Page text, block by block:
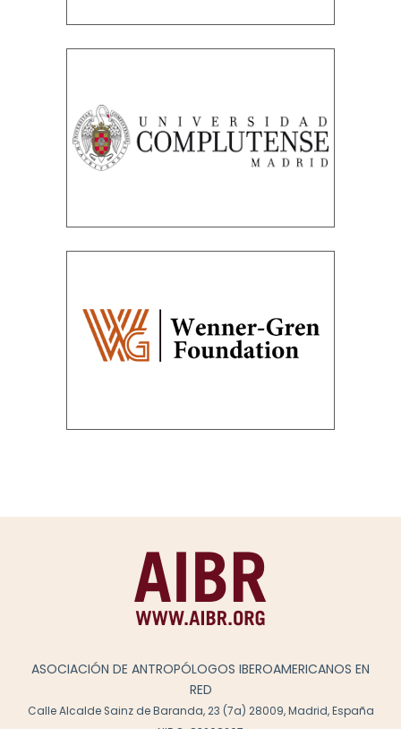
ASOCIACIÓN DE ANTROPÓLOGOS IBEROAMERICANOS EN
RED
Calle Alcalde Sainz de Baranda, 23 (7a) 28009, Madrid, España